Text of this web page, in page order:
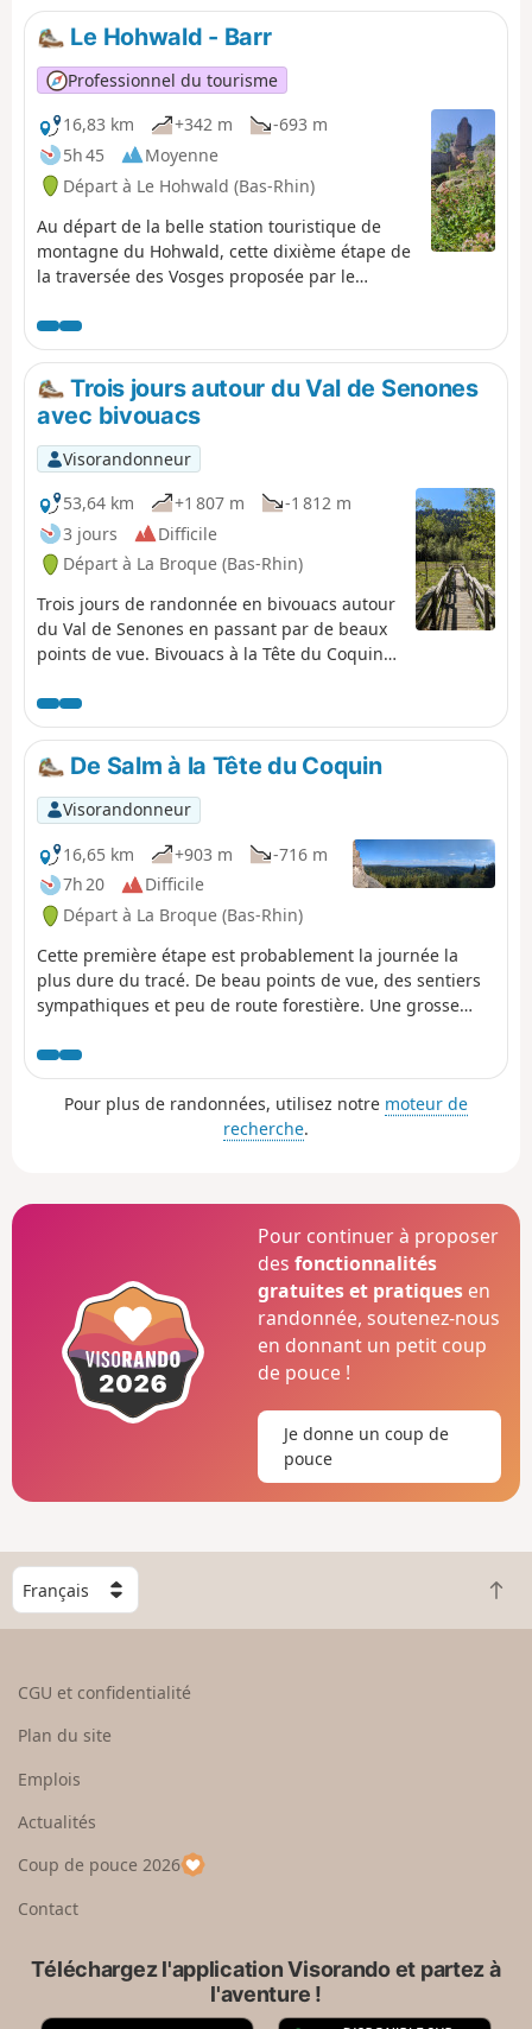
TMV (Traversée du Massif Vosgien).
Le Hohwald - Barr
Professionnel du tourisme
16,83 km
+342 m
-693 m
5h 45
Moyenne
Départ à Le Hohwald (Bas-Rhin)
Au départ de la belle station touristique de
montagne du Hohwald, cette dixième étape de
la traversée des Vosges proposée par le
Dernières Nouvelles d'Alsace et L'Alsace vous
conduira à travers monts et forêts jusqu'aux
coteaux du vignoble de Barr. Point d'orgue : le
sanctuaire du Mont Sainte-Odile où vous
partirez à la rencontre de la sainte patronne
de l'Alsace... Vous n'oublierez pas non plus de
visiter le château du Landsberg. Récit de cette
étape par Romain Gascon à retrouver dans
Passion Vosges.
Trois jours autour du Val de Senones
avec bivouacs
Visorandonneur
53,64 km
+1 807 m
-1 812 m
3 jours
Difficile
Départ à La Broque (Bas-Rhin)
Trois jours de randonnée en bivouacs autour
du Val de Senones en passant par de beaux
points de vue. Bivouacs à la Tête du Coquin
De Salm à la Tête du Coquin
Visorandonneur
16,65 km
+903 m
-716 m
7h 20
Difficile
Départ à La Broque (Bas-Rhin)
Cette première étape est probablement la journée la
plus dure du tracé. De beau points de vue, des sentiers
sympathiques et peu de route forestière. Une grosse
"Difficile".
Pour plus de randonnées, utilisez notre moteur de
recherche.
Pour continuer à proposer
desfonctionnalités
gratuites et pratiques en
randonnée, soutenez-nous
en donnant un petit coup
de pouce !
Je donne un coup de
pouce
C
h
o
e
u
p
a
R
e
CGU et confidentialité
Plan du site
Emplois
Actualités
Coup de pouce 2026
Contact
Téléchargez l'application Visorando et partez à
l'aventure !